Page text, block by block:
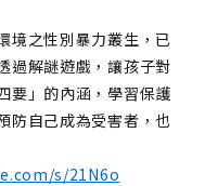
境之性別暴力叢生，已
過解謎遊戲，讓孩子對
要」的內涵，學習保護
防自己成為受害者，也
s/21N6o